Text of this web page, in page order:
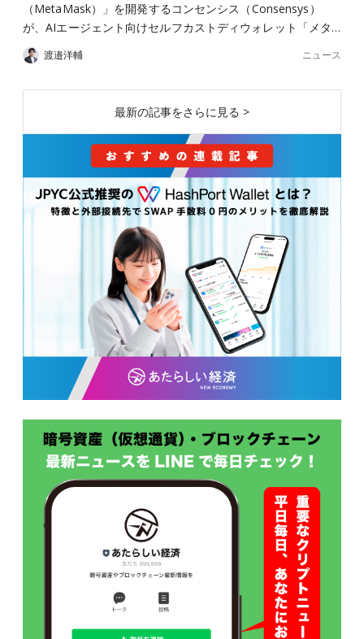
（MetaMask）」を開発するコンセンシス（Consensys）
が、AIエージェント向けセルフカストディウォレット「メタ…
渡邉洋輔 ニュース
最新の記事をさらに見る >